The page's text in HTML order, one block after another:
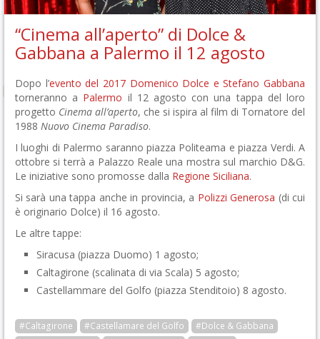
“Cinema all’aperto” di Dolce &
Gabbana a Palermo il 12 agosto
Dopo l’evento del 2017 Domenico Dolce e Stefano Gabbana
torneranno a Palermo il 12 agosto con una tappa del loro
progetto Cinema all’aperto, che si ispira al film di Tornatore del
1988 Nuovo Cinema Paradiso.
I luoghi di Palermo saranno piazza Politeama e piazza Verdi. A
ottobre si terrà a Palazzo Reale una mostra sul marchio D&G.
Le iniziative sono promosse dalla Regione Siciliana.
Si sarà una tappa anche in provincia, a Polizzi Generosa (di cui
è originario Dolce) il 16 agosto.
Le altre tappe:
Siracusa (piazza Duomo) 1 agosto;
Caltagirone (scalinata di via Scala) 5 agosto;
Castellammare del Golfo (piazza Stenditoio) 8 agosto.
#Caltagirone #Castellamare del Golfo
#Dolce & Gabbana